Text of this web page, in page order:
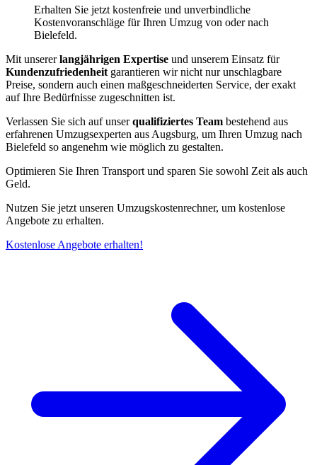
Erhalten Sie jetzt kostenfreie und unverbindliche
Kostenvoranschläge für Ihren Umzug von oder nach
Bielefeld.
Mit unsererlangjährigen Expertise und unserem Einsatz für
Kundenzufriedenheit garantieren wir nicht nur unschlagbare
Preise, sondern auch einen maßgeschneiderten Service, der exakt
auf Ihre Bedürfnisse zugeschnitten ist.
Verlassen Sie sich auf unserqualifiziertes Team bestehend aus
erfahrenen Umzugsexperten aus Augsburg, um Ihren Umzug nach
Bielefeld so angenehm wie möglich zu gestalten.
Optimieren Sie Ihren Transport und sparen Sie sowohl Zeit als auch
Geld.
Nutzen Sie jetzt unseren Umzugskostenrechner, um kostenlose
Angebote zu erhalten.
Kostenlose Angebote erhalten!